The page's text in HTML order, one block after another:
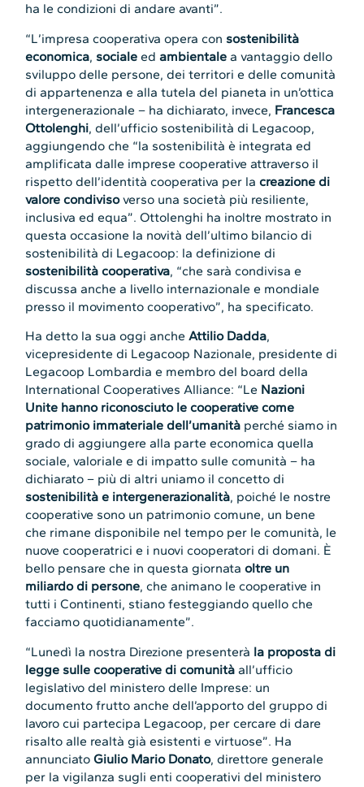
ha le condizioni di andare avanti”.
“L’impresa cooperativa opera con sostenibilità
economica, sociale edambientale a vantaggio dello
sviluppo delle persone, dei territori e delle comunità
di appartenenza e alla tutela del pianeta in un’ottica
intergenerazionale – ha dichiarato, invece, Francesca
Ottolenghi, dell’ufficio sostenibilità di Legacoop,
aggiungendo che “la sostenibilità è integrata ed
amplificata dalle imprese cooperative attraverso il
rispetto dell’identità cooperativa per la creazione di
valore condivisoverso una società più resiliente,
inclusiva ed equa”. Ottolenghi ha inoltre mostrato in
questa occasione la novità dell’ultimo bilancio di
sostenibilità di Legacoop: la definizione di
sostenibilità cooperativa, “che sarà condivisa e
discussa anche a livello internazionale e mondiale
presso il movimento cooperativo”, ha specificato.
Ha detto la sua oggi ancheAttilio Dadda,
vicepresidente di Legacoop Nazionale, presidente di
Legacoop Lombardia e membro del board della
International Cooperatives Alliance: “Le Nazioni
Unite hanno riconosciuto le cooperative come
patrimonio immateriale dell’umanità perché siamo in
grado di aggiungere alla parte economica quella
sociale, valoriale e di impatto sulle comunità – ha
dichiarato – più di altri uniamo il concetto di
sostenibilità e intergenerazionalità, poiché le nostre
cooperative sono un patrimonio comune, un bene
che rimane disponibile nel tempo per le comunità, le
nuove cooperatrici e i nuovi cooperatori di domani. È
bello pensare che in questa giornataoltre un
miliardo di persone, che animano le cooperative in
tutti i Continenti, stiano festeggiando quello che
facciamo quotidianamente”.
“Lunedì la nostra Direzione presenterà la proposta di
legge sulle cooperative di comunitàall’ufficio
legislativo del ministero delle Imprese: un
documento frutto anche dell’apporto del gruppo di
lavoro cui partecipa Legacoop, per cercare di dare
risalto alle realtà già esistenti e virtuose”. Ha
annunciatoGiulio Mario Donato, direttore generale
per la vigilanza sugli enti cooperativi del ministero